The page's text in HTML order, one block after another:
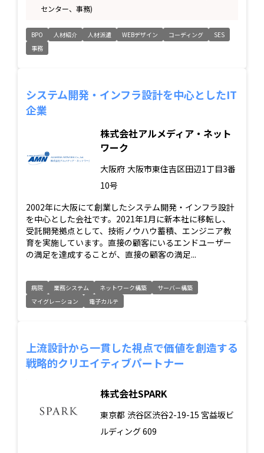
センター、事務)
BPO 人材紹介 人材派遣 WEBデザイン コーディング
SES
事務
システム開発・インフラ設計を中心としたIT
企業
株式会社アルメディア・ネット
ワーク
大阪府 大阪市東住吉区田辺1丁目3番
10号
2002年に大阪にて創業したシステム開発・インフラ設計
を中心とした会社です。2021年1月に新本社に移転し、
受託開発拠点として、技術ノウハウ蓄積、エンジニア教
育を実施しています。直接の顧客にいるエンドユーザー
の満足を達成することが、直接の顧客の満足...
病院 業務システム ネットワーク構築
サーバー構築
マイグレーション
電子カルテ
上流設計から一貫した視点で価値を創造する
戦略的クリエイティブパートナー
株式会社SPARK
東京都 渋谷区渋谷2-19-15 宮益坂ビ
ルディング 609